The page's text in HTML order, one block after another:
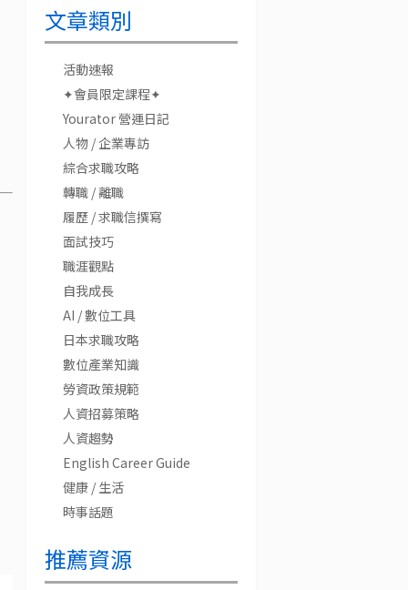
文章類別
活動速報
✦會員限定課程✦
Yourator 營運日記
人物 / 企業專訪
綜合求職攻略
轉職 / 離職
履歷 / 求職信撰寫
面試技巧
職涯觀點
自我成長
AI / 數位工具
日本求職攻略
數位產業知識
勞資政策規範
人資招募策略
人資趨勢
English Career Guide
健康 / 生活
時事話題
推薦資源